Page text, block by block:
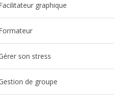
Facilitateur graphique
Formateur
Gérer son stress
Gestion de groupe